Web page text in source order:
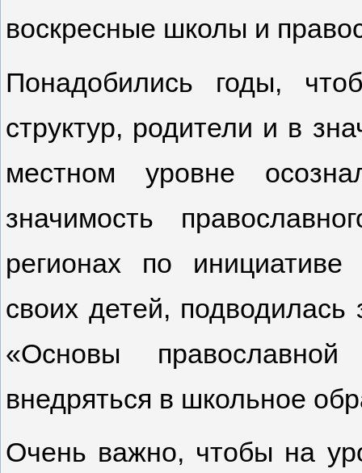
воскресные школы и
Понадобились годы,
структур, родители и в
местном уровне
значимость
регионах по
своих детей, подводилась
«Основы
внедряться в школьное
Очень важно, чтобы на